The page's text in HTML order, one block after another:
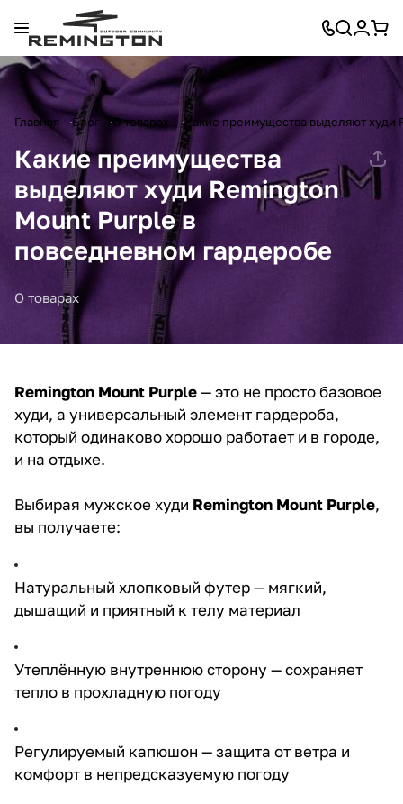
Главная Блог О товарах Какие преимущества выделяют
Какие преимущества
выделяют худи Remington
Mount Purple в
повседневном гардеробе
О товарах
Remington Mount Purple— это не просто базовое
худи, а универсальный элемент гардероба,
который одинаково хорошо работает и в городе,
и на отдыхе.
Выбирая мужское худи Remington Mount Purple,
вы получаете:
Натуральный хлопковый футер — мягкий,
дышащий и приятный к телу материал
Утеплённую внутреннюю сторону — сохраняет
тепло в прохладную погоду
Регулируемый капюшон — защита от ветра и
комфорт в непредсказуемую погоду